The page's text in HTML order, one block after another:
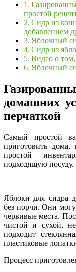
простой
Сидр из
добавлением
Яблочный
Сидр из
Видео о том,
Яблочный
домашних
перчаткой
Самый простой
приготовить
простой
подходящую посуду.
Яблоки для сидра
без порчи. Они
червивые места.
чистой и сухой,
подходит
пластиковые
Процесс